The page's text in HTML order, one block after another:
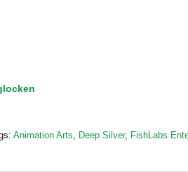
Animation Arts, Deep Silver, FishLabs